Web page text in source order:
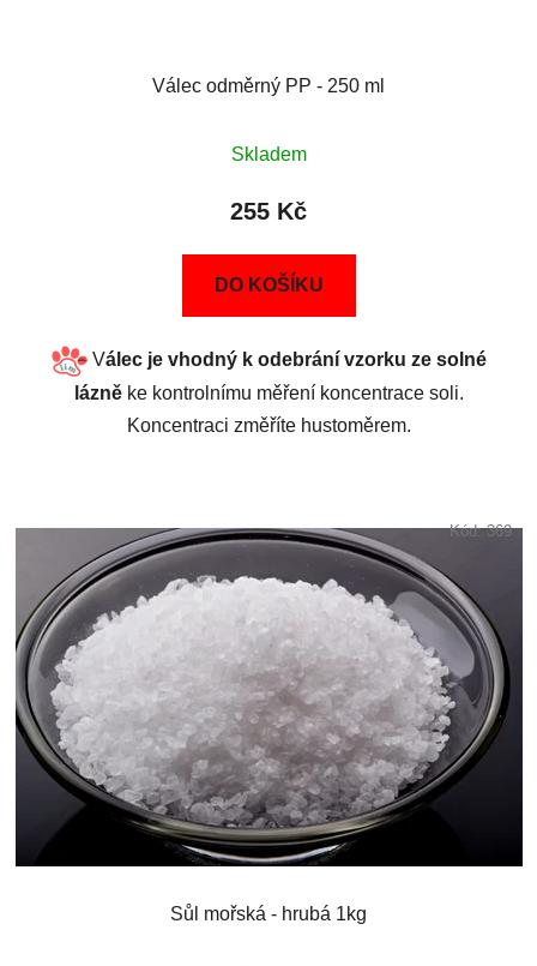
Válec odměrný PP - 250 ml
Skladem
255 Kč
DO KOŠÍKU
Válec je vhodný k odebrání vzorku ze solné
lázněke kontrolnímu měření koncentrace soli.
Koncentraci změříte hustoměrem.
Sůl mořská - hrubá 1kg
Kód:369